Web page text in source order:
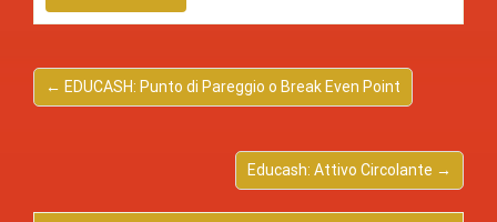
← EDUCASH: Punto di Pareggio o Break Even Point
Educash: Attivo Circolante →